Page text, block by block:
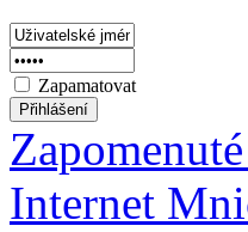
Zapamatovat
Internet